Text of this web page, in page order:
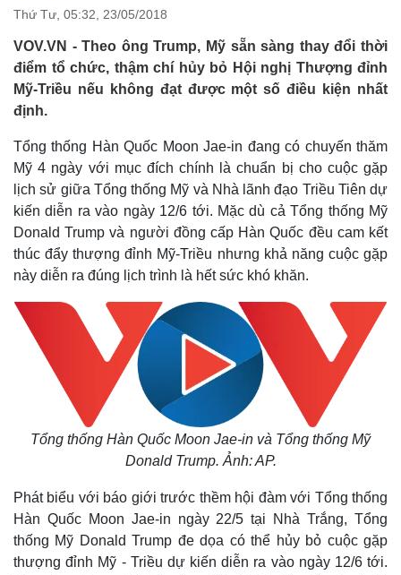
Thứ Tư, 05:32, 23/05/2018
VOV.VN - Theo ông Trump, Mỹ sẵn sàng thay đổi thời
điểm tổ chức, thậm chí hủy bỏ Hội nghị Thượng đỉnh
Mỹ-Triều nếu không đạt được một số điều kiện nhất
định.
Tổng thống Hàn Quốc Moon Jae-in đang có chuyến thăm
Mỹ 4 ngày với mục đích chính là chuẩn bị cho cuộc gặp
lịch sử giữa Tổng thống Mỹ và Nhà lãnh đạo Triều Tiên dự
kiến diễn ra vào ngày 12/6 tới. Mặc dù cả Tổng thống Mỹ
Donald Trump và người đồng cấp Hàn Quốc đều cam kết
thúc đẩy thượng đỉnh Mỹ-Triều nhưng khả năng cuộc gặp
này diễn ra đúng lịch trình là hết sức khó khăn.
Tổng thống Hàn Quốc Moon Jae-in và Tổng thống Mỹ
Donald Trump. Ảnh: AP.
Phát biểu với báo giới trước thềm hội đàm với Tổng thống
Hàn Quốc Moon Jae-in ngày 22/5 tại Nhà Trắng, Tổng
thống Mỹ Donald Trump đe dọa có thể hủy bỏ cuộc gặp
thượng đỉnh Mỹ - Triều dự kiến diễn ra vào ngày 12/6 tới.